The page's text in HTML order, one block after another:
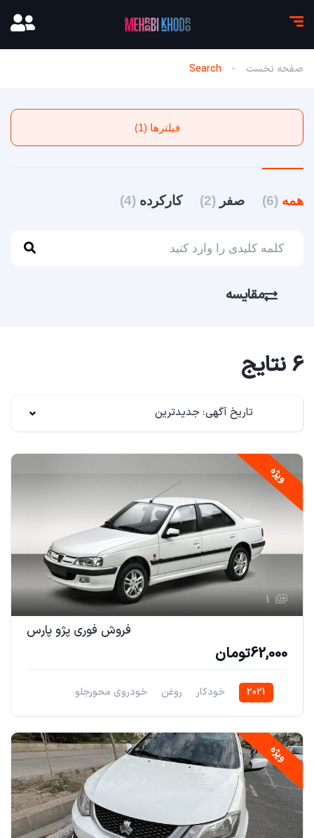
صفحه نخست Search
فیلترها (1)
همه (6) صفر (2) کارکرده (4)
مقایسه
6 نتایج
تاریخ آگهی: جدیدترین
ویژه
1
فروش فوری پژو پارس
62,000تومان
2021 خودکار روغن خودروی محورجلو
ویژه